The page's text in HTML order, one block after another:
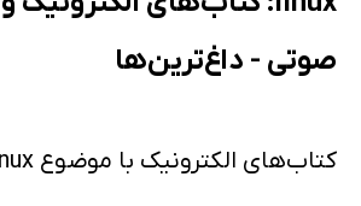
صوتی - داغ‌ترین‌ها
کتاب‌های الکترونیک با موضوع linux